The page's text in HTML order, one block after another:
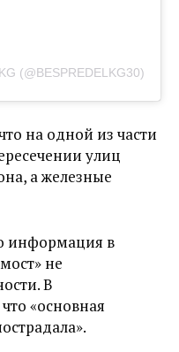
(@BESPREDELKG30)
на одной из части
улиц
а железные
информация в
не
В
«основная